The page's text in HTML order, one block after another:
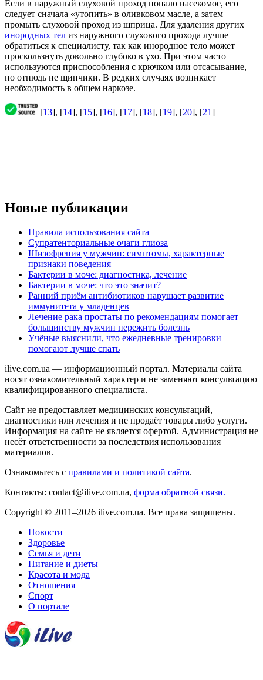
Если в наружный слуховой проход попало насекомое, его
следует сначала «утопить» в оливковом масле, а затем
промыть слуховой проход из шприца. Для удаления других
инородных тел из наружного слухового прохода лучше
обратиться к специалисту, так как инородное тело может
проскользнуть довольно глубоко в ухо. При этом часто
используются приспособления с крючком или отсасывание,
но отнюдь не щипчики. В редких случаях возникает
необходимость в общем наркозе.
[13], [14], [15], [16], [17], [18], [19], [20], [21]
Новые публикации
Правила использования сайта
Супратенториальные очаги глиоза
Шизофрения у мужчин: симптомы, характерные
признаки поведения
Бактерии в моче: диагностика, лечение
Бактерии в моче: что это значит?
Ранний приём антибиотиков нарушает развитие
иммунитета у младенцев
Лечение рака простаты по рекомендациям помогает
большинству мужчин пережить болезнь
Учёные выяснили, что ежедневные тренировки
помогают лучше спать
ilive.com.ua — информационный портал. Материалы сайта
носят ознакомительный характер и не заменяют консультацию
квалифицированного специалиста.
Сайт не предоставляет медицинских консультаций,
диагностики или лечения и не продаёт товары либо услуги.
Информация на сайте не является офертой. Администрация не
несёт ответственности за последствия использования
материалов.
Ознакомьтесь с правилами и политикой сайта.
Контакты: contact@ilive.com.ua, форма обратной связи.
Copyright © 2011–2026 ilive.com.ua. Все права защищены.
Новости
Здоровье
Семья и дети
Питание и диеты
Красота и мода
Отношения
Спорт
О портале